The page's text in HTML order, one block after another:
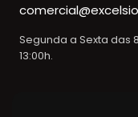
Segunda a Sexta das
13:00h.